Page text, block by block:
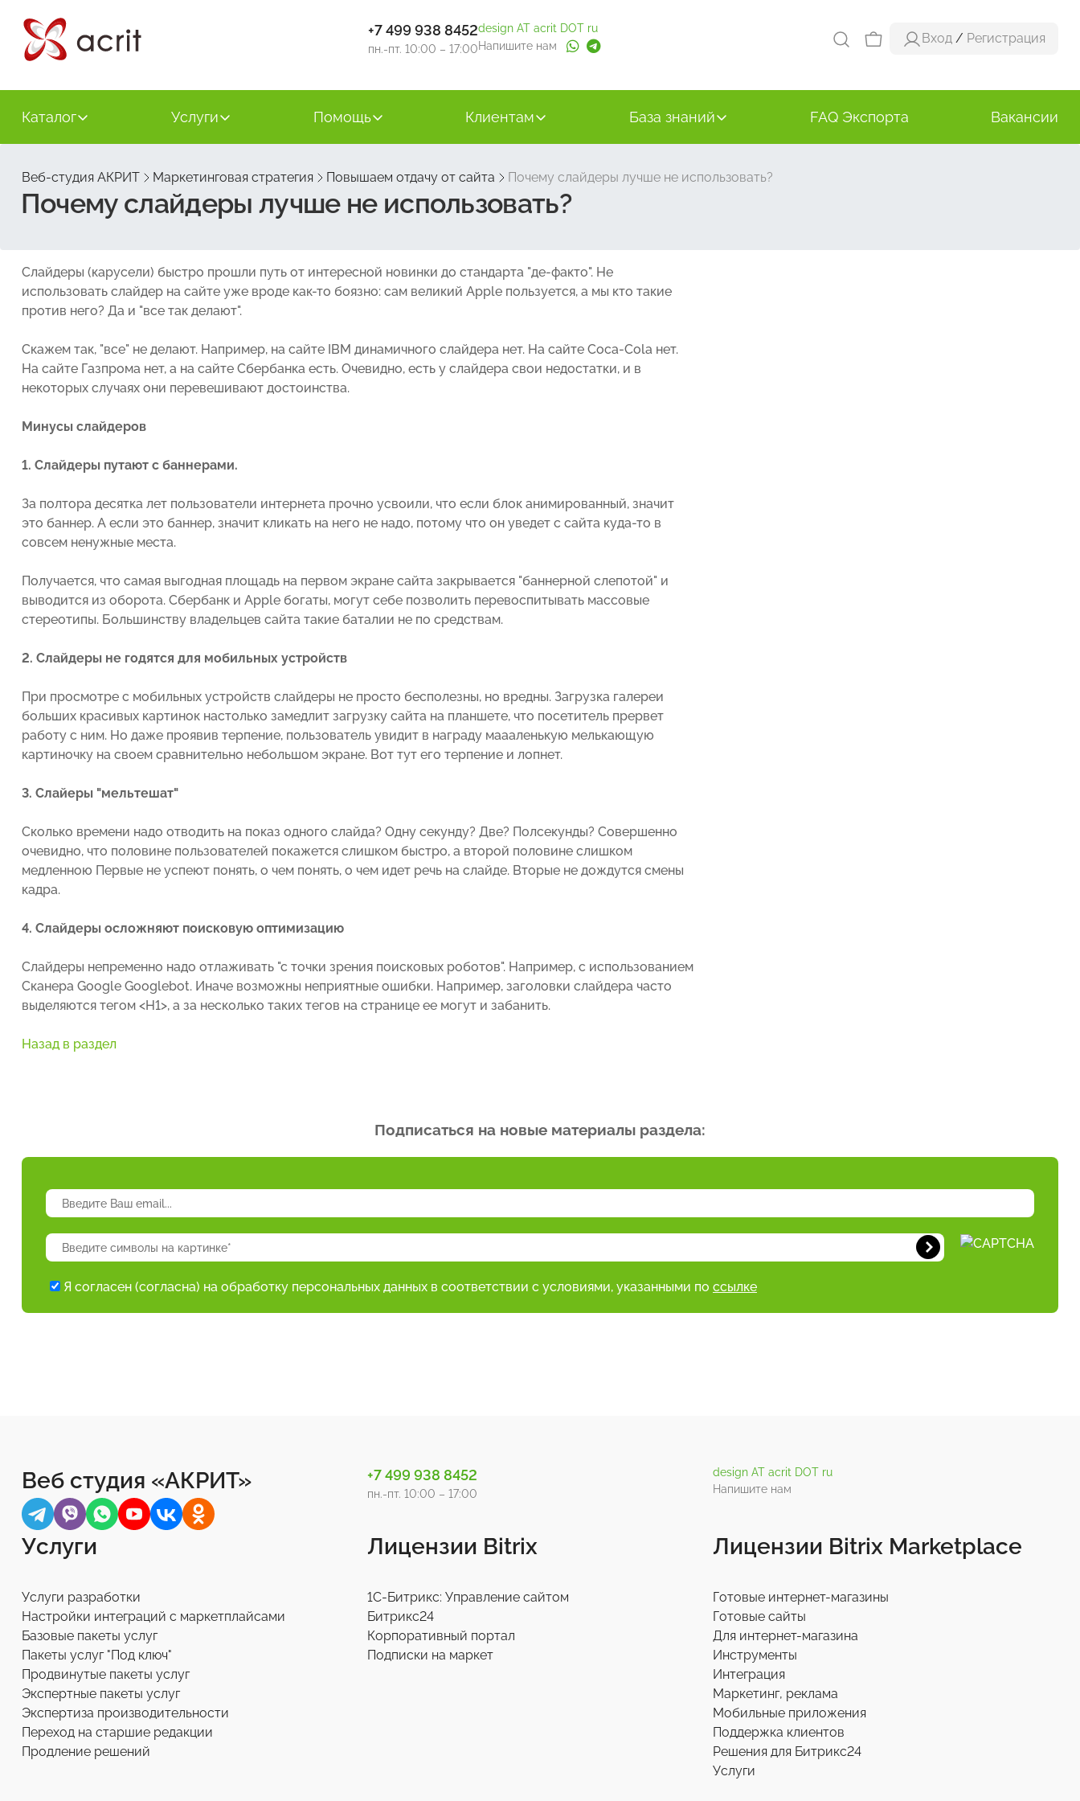
+7 499 938 8452
пн.-пт. 10:00 – 17:00
design AT acrit DOT ru
Напишите нам
Вход / Регистрация
Каталог Услуги Помощь Клиентам База знаний FAQ Экспорта Вакансии
Веб-студия АКРИТ Маркетинговая стратегия Повышаем отдачу от сайта Почему слайдеры лучше не использовать?
Почему слайдеры лучше не использовать?
Слайдеры (карусели) быстро прошли путь от интересной новинки до стандарта "де-факто". Не
использовать слайдер на сайте уже вроде как-то боязно: сам великий Apple пользуется, а мы кто такие
против него? Да и "все так делают".
Скажем так, "все" не делают. Например, на сайте IBM динамичного слайдера нет. На сайте Coca-Cola нет.
На сайте Газпрома нет, а на сайте Сбербанка есть. Очевидно, есть у слайдера свои недостатки, и в
некоторых случаях они перевешивают достоинства.
Минусы слайдеров
1. Слайдеры путают с баннерами.
За полтора десятка лет пользователи интернета прочно усвоили, что если блок анимированный, значит
это баннер. А если это баннер, значит кликать на него не надо, потому что он уведет с сайта куда-то в
совсем ненужные места.
Получается, что самая выгодная площадь на первом экране сайта закрывается "баннерной слепотой" и
выводится из оборота. Сбербанк и Apple богаты, могут себе позволить перевоспитывать массовые
стереотипы. Большинству владельцев сайта такие баталии не по средствам.
2. Слайдеры не годятся для мобильных устройств
При просмотре с мобильных устройств слайдеры не просто бесполезны, но вредны. Загрузка галереи
больших красивых картинок настолько замедлит загрузку сайта на планшете, что посетитель прервет
работу с ним. Но даже проявив терпение, пользователь увидит в награду маааленькую мелькающую
картиночку на своем сравнительно небольшом экране. Вот тут его терпение и лопнет.
3. Слайеры "мельтешат"
Сколько времени надо отводить на показ одного слайда? Одну секунду? Две? Полсекунды? Совершенно
очевидно, что половине пользователей покажется слишком быстро, а второй половине слишком
медленною Первые не успеют понять, о чем понять, о чем идет речь на слайде. Вторые не дождутся смены
кадра.
4. Слайдеры осложняют поисковую оптимизацию
Слайдеры непременно надо отлаживать "с точки зрения поисковых роботов". Например, с использованием
Сканера Google Googlebot. Иначе возможны неприятные ошибки. Например, заголовки слайдера часто
выделяются тегом <H1>, а за несколько таких тегов на странице ее могут и забанить.
Назад в раздел
Подписаться на новые материалы раздела:
Я согласен (согласна) на обработку персональных данных в соответствии с условиями, указанными по ссылке
Веб студия «АКРИТ» +7 499 938 8452
пн.-пт. 10:00 – 17:00
design AT acrit DOT ru
Напишите нам
Услуги
Услуги разработки
Настройки интеграций с маркетплайсами
Базовые пакеты услуг
Пакеты услуг "Под ключ"
Продвинутые пакеты услуг
Экспертные пакеты услуг
Экспертиза производительности
Переход на старшие редакции
Продление решений
Лицензии Bitrix
1С-Битрикс: Управление сайтом
Битрикс24
Корпоративный портал
Подписки на маркет
Лицензии Bitrix Marketplace
Готовые интернет-магазины
Готовые сайты
Для интернет-магазина
Инструменты
Интеграция
Маркетинг, реклама
Мобильные приложения
Поддержка клиентов
Решения для Битрикс24
Услуги